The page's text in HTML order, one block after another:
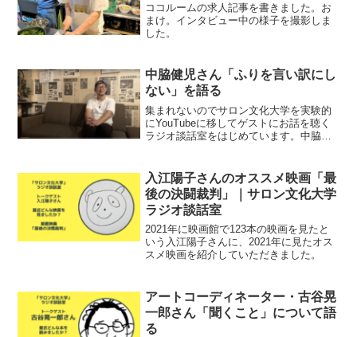
ココルームの求人記事を書きました。お
まけ。インタビュー中の様子を撮影しま
した。
中脇健児さん「ふりを言い訳にし
ない」を語る
集まれないのでサロン文化大学を実験的
にYouTubeに移してゲストにお話を聴く
ラジオ談話室をはじめています。中脇健
入江陽子さんのオススメ映画「最
後の決闘裁判」｜サロン文化大学
ラジオ談話室
2021年に映画館で123本の映画を見たと
いう入江陽子さんに、2021年に見たオス
スメ映画を紹介していただきました。
アートコーディネーター・古谷晃
一郎さん「聞くこと」について語
る